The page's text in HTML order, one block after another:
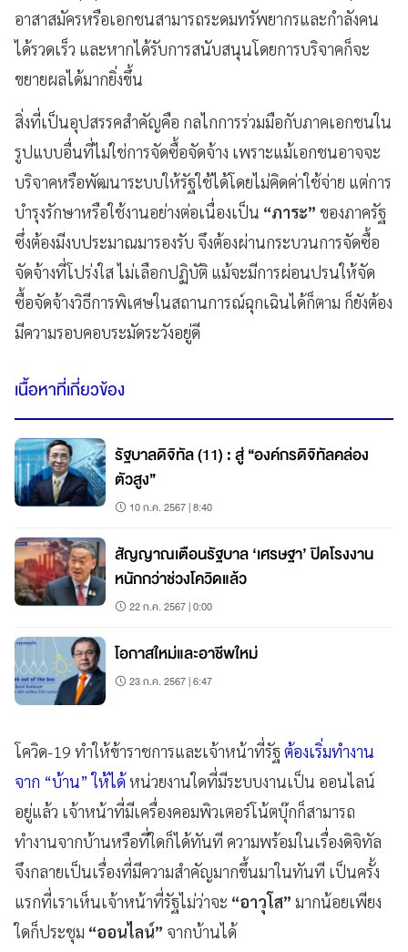
อาสาสมัครหรือเอกชนสามารถระดมทรัพยากรและกำลังคน
ได้รวดเร็ว และหากได้รับการสนับสนุนโดยการบริจาคก็จะ
ขยายผลได้มากยิ่งขึ้น
สิ่งที่เป็นอุปสรรคสำคัญคือ กลไกการร่วมมือกับภาคเอกชนใน
รูปแบบอื่นที่ไม่ใช่การจัดซื้อจัดจ้าง เพราะแม้เอกชนอาจจะ
บริจาคหรือพัฒนาระบบให้รัฐใช้ได้โดยไม่คิดค่าใช้จ่าย แต่การ
บำรุงรักษาหรือใช้งานอย่างต่อเนื่องเป็น “ภาระ” ของภาครัฐ
ซึ่งต้องมีงบประมาณมารองรับ จึงต้องผ่านกระบวนการจัดซื้อ
จัดจ้างที่โปร่งใส ไม่เลือกปฏิบัติ แม้จะมีการผ่อนปรนให้จัด
ซื้อจัดจ้างวิธีการพิเศษในสถานการณ์ฉุกเฉินได้ก็ตาม ก็ยังต้อง
มีความรอบคอบระมัดระวังอยู่ดี
เนื้อหาที่เกี่ยวข้อง
รัฐบาลดิจิทัล (11) : สู่ “องค์กรดิจิทัลคล่อง
ตัวสูง”
10 ก.ค. 2567 | 8:40
สัญญาณเตือนรัฐบาล ‘เศรษฐา’ ปิดโรงงาน
หนักกว่าช่วงโควิดแล้ว
22 ก.ค. 2567 | 0:00
โอกาสใหม่และอาชีพใหม่
23 ก.ค. 2567 | 6:47
โควิด-19 ทำให้ข้าราชการและเจ้าหน้าที่รัฐต้องเริ่มทำงาน
จาก “บ้าน” ให้ได้หน่วยงานใดที่มีระบบงานเป็น ออนไลน์
อยู่แล้ว เจ้าหน้าที่มีเครื่องคอมพิวเตอร์โน้ตบุ๊กก็สามารถ
ทำงานจากบ้านหรือที่ใดก็ได้ทันที ความพร้อมในเรื่องดิจิทัล
จึงกลายเป็นเรื่องที่มีความสำคัญมากขึ้นมาในทันที เป็นครั้ง
แรกที่เราเห็นเจ้าหน้าที่รัฐไม่ว่าจะ “อาวุโส” มากน้อยเพียง
ใดก็ประชุม “ออนไลน์” จากบ้านได้